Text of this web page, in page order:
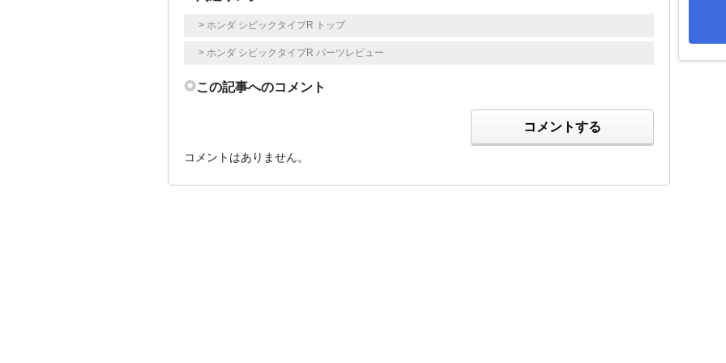
> ホンダ シビックタイプR トップ
> ホンダ シビックタイプR パーツレビュー
この記事へのコメント
コメントする
コメントはありません。